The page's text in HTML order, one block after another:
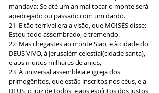
mandava: Se até um animal tocar o monte será
apedrejado ou passado com um dardo.
21  E tão terrível era a visão, que MOISÉS disse:
Estou todo assombrado, e tremendo.
22  Mas chegastes ao monte Sião, e à cidade do
DEUS VIVO, à Jeru­salém celestial(cidade santa),
e aos muitos milhares de anjos;
23  À universal assembleia e igreja dos
primogênitos, que estão inscritos nos céus, e a
DEUS, o juiz de todos, e aos espíritos dos justos